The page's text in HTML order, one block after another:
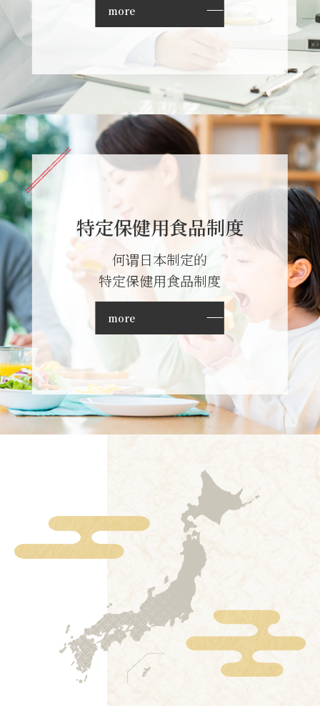
more
特定保健用食品制度
何谓日本制定的
特定保健用食品制度
more